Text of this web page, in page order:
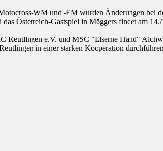
WM und -EM wurden Änderungen bei
Österreich-Gastspiel in Möggers findet am
Reutlingen e.V. und MSC "Eiserne Hand"
in einer starken Kooperation